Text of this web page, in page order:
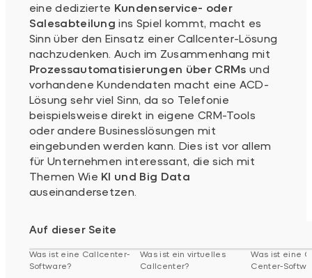
eine dedizierte Kundenservice- oder
Salesabteilung ins Spiel kommt, macht es
Sinn über den Einsatz einer Callcenter-Lösung
nachzudenken. Auch im Zusammenhang mit
Prozessautomatisierungen über CRMs und
vorhandene Kundendaten macht eine ACD-
Lösung sehr viel Sinn, da so Telefonie
beispielsweise direkt in eigene CRM-Tools
oder andere Businesslösungen mit
eingebunden werden kann. Dies ist vor allem
für Unternehmen interessant, die sich mit
Themen Wie KI und Big Data
auseinandersetzen.
Auf dieser Seite
Was ist eine Callcenter-
Software?
Was ist ein virtuelles
Callcenter?
Was ist eine
Center-